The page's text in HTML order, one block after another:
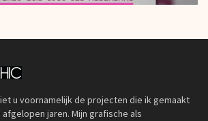
u voornamelijk de projecten die ik gemaakt
jaren. Mijn grafische als